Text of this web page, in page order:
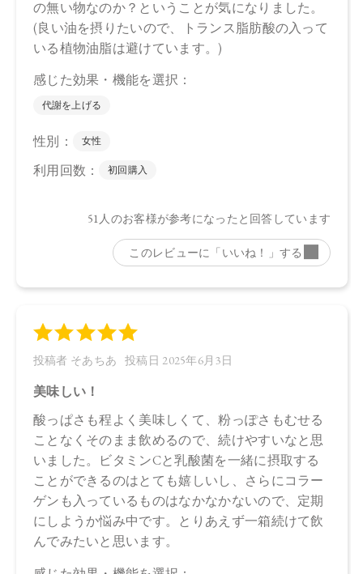
●パッケージのリニューアル等の理由により、成分・処方が記
載と異なる場合がございます。
●予告なくパッケージ仕様が変更になる場合がございます。